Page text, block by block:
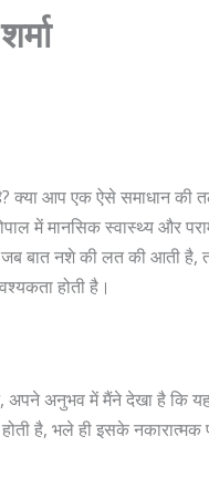
आप एक ऐसे समाधान की
में मानसिक स्वास्थ्य और
नशे की लत की आती है,
होती है।
अनुभव में मैंने देखा है कि यह
है, भले ही इसके नकारात्मक